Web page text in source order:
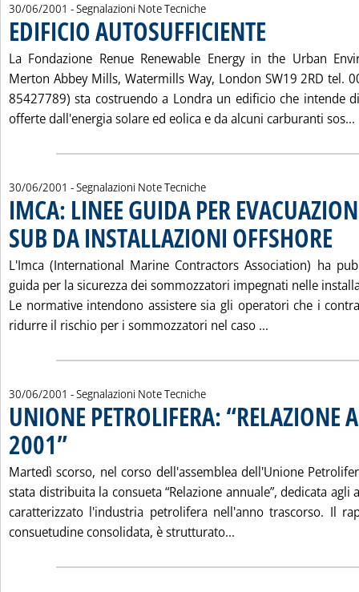
30/06/2001 - Segnalazioni Note Tecniche
EDIFICIO AUTOSUFFICIENTE
La Fondazione Renue Renewable Energy in the Urban
Merton Abbey Mills, Watermills Way, London SW19 2RD tel.
85427789) sta costruendo a Londra un edificio che intende
offerte dall'energia solare ed eolica e da alcuni carburanti sos...
30/06/2001 - Segnalazioni Note Tecniche
IMCA: LINEE GUIDA PER
SUB DA INSTALLAZIONI OFFSHORE
L'Imca (International Marine Contractors Association) ha
guida per la sicurezza dei sommozzatori impegnati nelle
Le normative intendono assistere sia gli operatori che i
ridurre il rischio per i sommozzatori nel caso ...
30/06/2001 - Segnalazioni Note Tecniche
UNIONE PETROLIFERA: “RELAZIONE
2001”. Pubblicata sabato 30 giugno 2001 alle 15.43.
Martedì scorso, nel corso dell'assemblea dell'Unione
stata distribuita la consueta “Relazione annuale”, dedicata agli
caratterizzato l'industria petrolifera nell'anno trascorso. Il
consuetudine consolidata, è strutturato...